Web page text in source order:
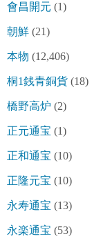
會昌開元 (1)
朝鮮 (21)
本物 (12,406)
桐1銭青銅貨 (18)
橋野高炉 (2)
正元通宝 (1)
正和通宝 (10)
正隆元宝 (10)
永寿通宝 (13)
永楽通宝 (53)